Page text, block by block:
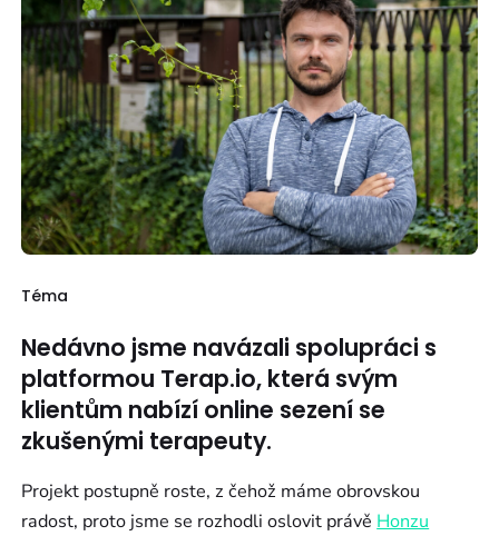
Téma
Nedávno jsme navázali spolupráci s
platformou Terap.io, která svým
klientům nabízí online sezení se
zkušenými terapeuty.
Projekt postupně roste, z čehož máme obrovskou
radost, proto jsme se rozhodli oslovit právěHonzu